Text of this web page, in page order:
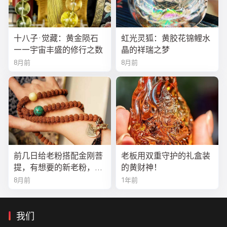
十八子·觉藏：黄金陨石
——宇宙丰盛的修行之数
8月前
虹光灵狐：黄胶花锦鲤水
晶的祥瑞之梦
8月前
前几日给老粉搭配金刚菩
提，有想要的新老粉，都
可以来排队
8月前
老板用双重守护的礼盒装
的黄财神！
1年前
我们